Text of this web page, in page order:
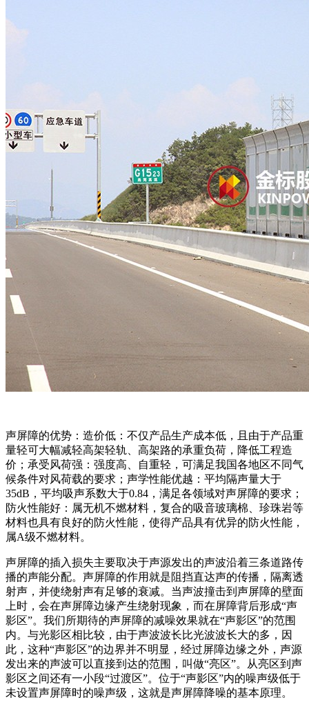
声屏障的优势：造价低：不仅产品生产成本低，且由于产品重
量轻可大幅减轻高架轻轨、高架路的承重负荷，降低工程造
价；承受风荷强：强度高、自重轻，可满足我国各地区不同气
候条件对风荷载的要求；声学性能优越：平均隔声量大于
35dB，平均吸声系数大于0.84，满足各领域对声屏障的要求；
防火性能好：属无机不燃材料，复合的吸音玻璃棉、珍珠岩等
材料也具有良好的防火性能，使得产品具有优异的防火性能，
属A级不燃材料。
声屏障的插入损失主要取决于声源发出的声波沿着三条道路传
播的声能分配。声屏障的作用就是阻挡直达声的传播，隔离透
射声，并使绕射声有足够的衰减。当声波撞击到声屏障的壁面
上时，会在声屏障边缘产生绕射现象，而在屏障背后形成“声
影区”。我们所期待的声屏障的减噪效果就在“声影区”的范围
内。与光影区相比较，由于声波波长比光波波长大的多，因
此，这种“声影区”的边界并不明显，经过屏障边缘之外，声源
发出来的声波可以直接到达的范围，叫做“亮区”。从亮区到声
影区之间还有一小段“过渡区”。位于“声影区”内的噪声级低于
未设置声屏障时的噪声级，这就是声屏障降噪的基本原理。